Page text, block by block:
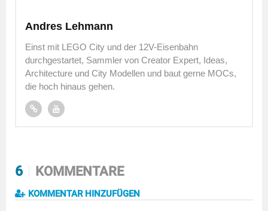
Andres Lehmann
Einst mit LEGO City und der 12V-Eisenbahn
durchgestartet, Sammler von Creator Expert, Ideas,
Architecture und City Modellen und baut gerne MOCs,
die hoch hinaus gehen.
6 KOMMENTARE
KOMMENTAR HINZUFÜGEN